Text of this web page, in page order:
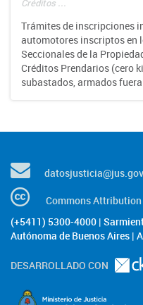
Créditos ...
Trámites de inscripciones
automotores inscriptos en
Seccionales de la
Créditos Prendarios (cero
subastados, armados
Commons
(+5411) 5300-4000 |
Autónoma de Buenos Aires |
DESARROLLADO CON